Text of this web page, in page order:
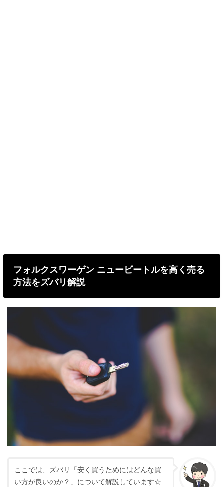
フォルクスワーゲン ニュービートルを高く売る
方法をズバリ解説
ここでは、ズバリ「安く買うためにはどんな買
い方が良いのか？」について解説しています☆